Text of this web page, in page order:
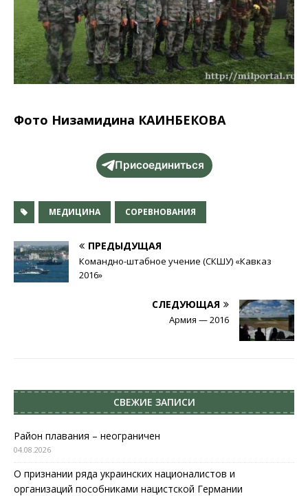
Фото Низамидина КАИНБЕКОВА
Присоединиться
МЕДИЦИНА СОРЕВНОВАНИЯ
ПРЕДЫДУЩАЯ
Командно-штабное учение (СКШУ) «Кавказ
2016»
СЛЕДУЮЩАЯ
Армия — 2016
СВЕЖИЕ ЗАПИСИ
Район плавания – неограничен
04.08.2026
О признании ряда украинских националистов и
организаций пособниками нацистской Германии